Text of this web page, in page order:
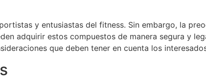
y entusiastas del fitness. Sin embargo, la
adquirir estos compuestos de manera segura y
que deben tener en cuenta los